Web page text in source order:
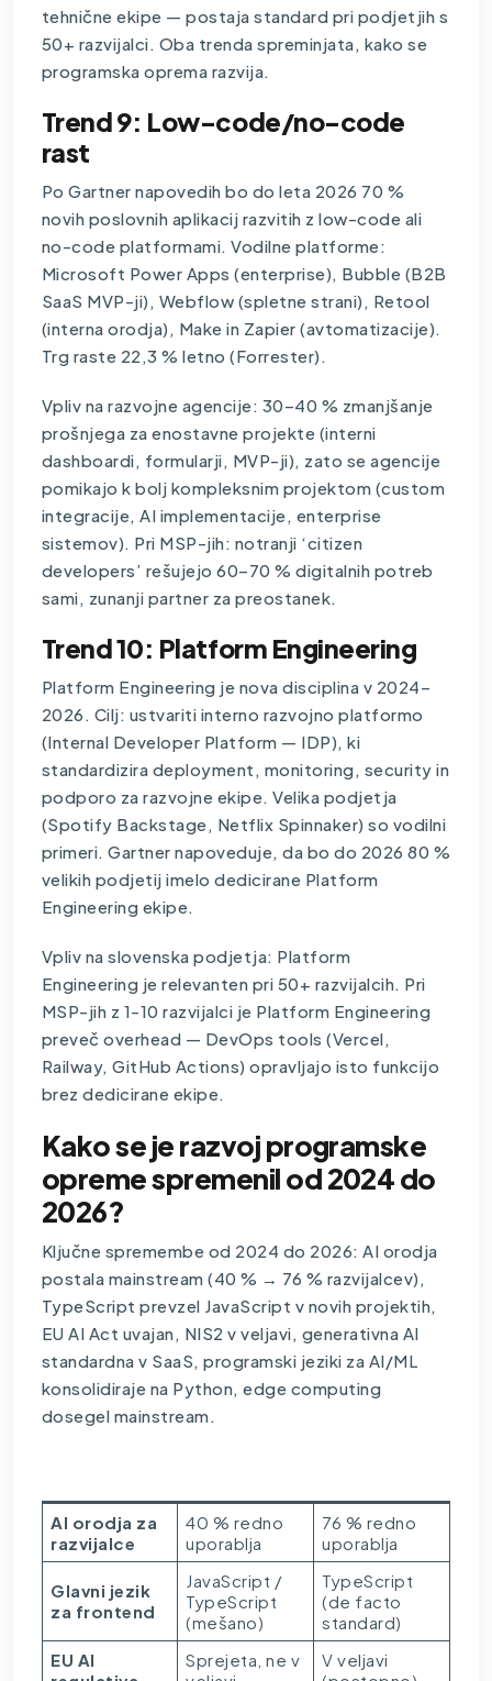
tehnične ekipe — postaja standard pri podjetjih s
50+ razvijalci. Oba trenda spreminjata, kako se
programska oprema razvija.
Trend 9: Low-code/no-code
rast
Po Gartner napovedih bo do leta 2026 70 %
novih poslovnih aplikacij razvitih z low-code ali
no-code platformami. Vodilne platforme:
Microsoft Power Apps (enterprise), Bubble (B2B
SaaS MVP-ji), Webflow (spletne strani), Retool
(interna orodja), Make in Zapier (avtomatizacije).
Trg raste 22,3 % letno (Forrester).
Vpliv na razvojne agencije: 30–40 % zmanjšanje
prošnjega za enostavne projekte (interni
dashboardi, formularji, MVP-ji), zato se agencije
pomikajo k bolj kompleksnim projektom (custom
integracije, AI implementacije, enterprise
sistemov). Pri MSP-jih: notranji ‘citizen
developers’ rešujejo 60–70 % digitalnih potreb
sami, zunanji partner za preostanek.
Trend 10: Platform Engineering
Platform Engineering je nova disciplina v 2024–
2026. Cilj: ustvariti interno razvojno platformo
(Internal Developer Platform — IDP), ki
standardizira deployment, monitoring, security in
podporo za razvojne ekipe. Velika podjetja
(Spotify Backstage, Netflix Spinnaker) so vodilni
primeri. Gartner napoveduje, da bo do 2026 80 %
velikih podjetij imelo dedicirane Platform
Engineering ekipe.
Vpliv na slovenska podjetja: Platform
Engineering je relevanten pri 50+ razvijalcih. Pri
MSP-jih z 1-10 razvijalci je Platform Engineering
preveč overhead — DevOps tools (Vercel,
Railway, GitHub Actions) opravljajo isto funkcijo
brez dedicirane ekipe.
Kako se je razvoj programske
opreme spremenil od 2024 do
2026?
Ključne spremembe od 2024 do 2026: AI orodja
postala mainstream (40 % → 76 % razvijalcev),
TypeScript prevzel JavaScript v novih projektih,
EU AI Act uvajan, NIS2 v veljavi, generativna AI
standardna v SaaS, programski jeziki za AI/ML
konsolidiraje na Python, edge computing
dosegel mainstream.
AI orodja za
razvijalce
40 % redno
uporablja
76 % redno
uporablja
Glavni jezik
za frontend
JavaScript /
TypeScript
(mešano)
TypeScript
(de facto
standard)
EU AI
Sprejeta, ne v
V veljavi